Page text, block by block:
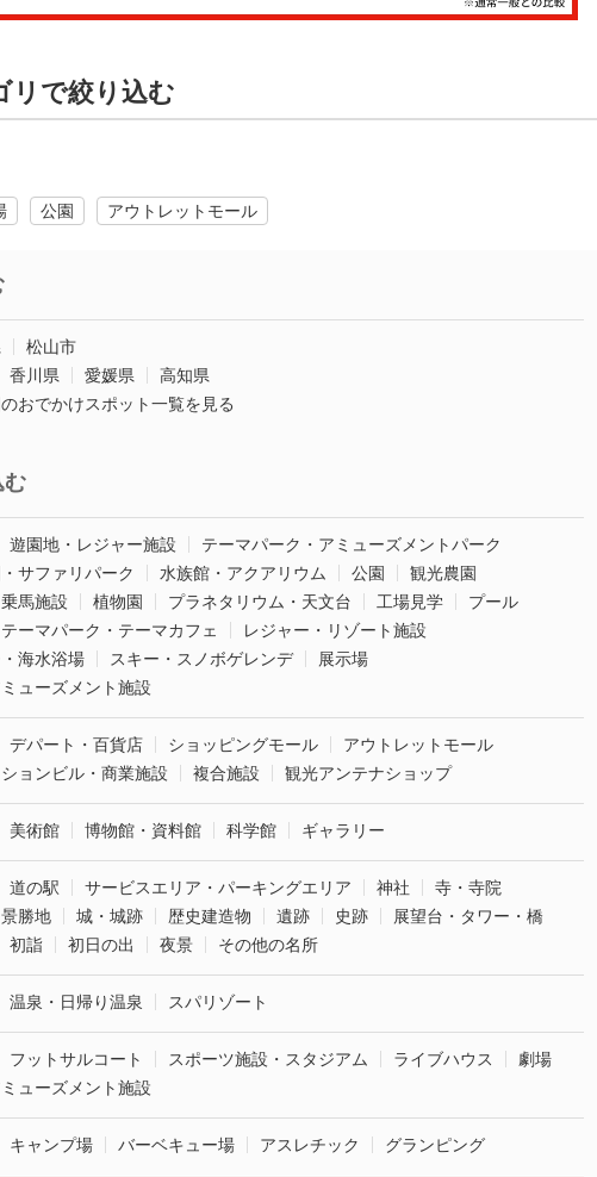
リで絞り込む
公園 アウトレットモール
松山市
香川県 愛媛県
高知県
おでかけスポット一覧を見る
む
遊園地・レジャー施設
テーマパーク・アミューズメントパーク
サファリパーク
水族館・アクアリウム 公園
観光農園
馬施設
植物園 プラネタリウム・天文台 工場見学
プール
ーマパーク・テーマカフェ
レジャー・リゾート施設
海水浴場
スキー・スノボゲレンデ
展示場
ューズメント施設
デパート・百貨店 ショッピングモール
アウトレットモール
ョンビル・商業施設
複合施設 観光アンテナショップ
美術館 博物館・資料館 科学館 ギャラリー
道の駅 サービスエリア・パーキングエリア 神社
寺・寺院
勝地
城・城跡 歴史建造物 遺跡 史跡
展望台・タワー・橋
初詣 初日の出 夜景 その他の名所
温泉・日帰り温泉 スパリゾート
フットサルコート スポーツ施設・スタジアム ライブハウス
劇場
ューズメント施設
キャンプ場 バーベキュー場 アスレチック グランピング